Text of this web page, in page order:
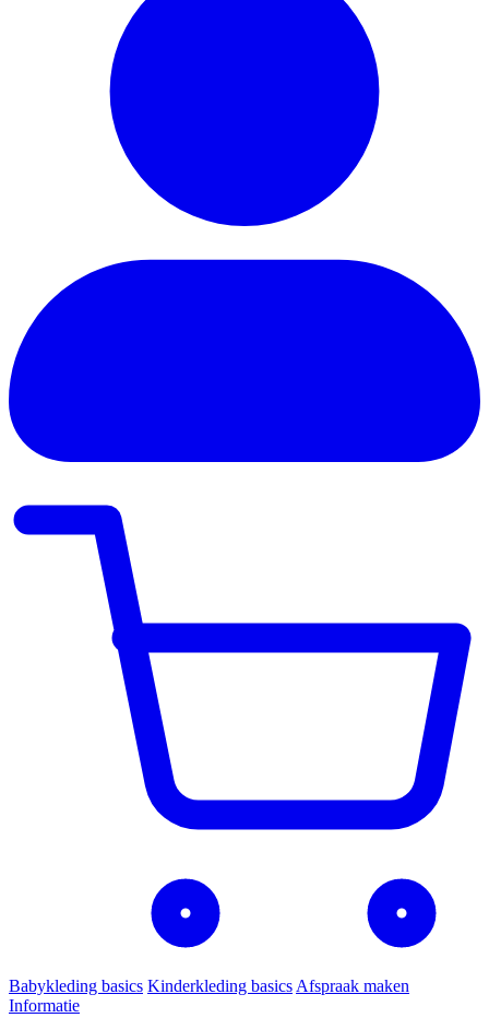
Babykleding basics Kinderkleding basics Afspraak maken
Informatie